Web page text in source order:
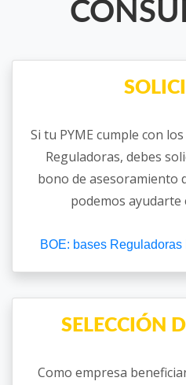
Si tu PYME cumple con
Reguladoras, debes
bono de asesoramiento
podemos ayudarte
BOE: bases
SELECCIÓN
Como empresa